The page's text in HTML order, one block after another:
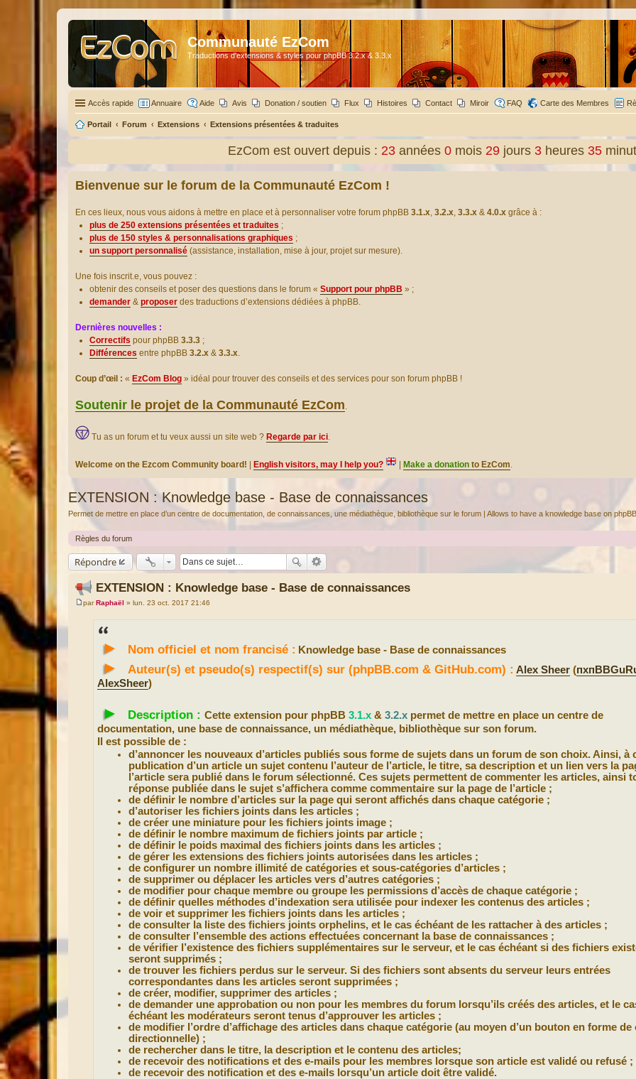
Communauté EzCom
Traductions d'extensions & styles pour phpBB 3.2.x & 3.3.x
Accès rapide Annuaire Aide Avis Donation / soutien Flux Histoires Contact Miroir FAQ Carte des Membres
Portail Forum Extensions Extensions présentées & traduites
EzCom est ouvert depuis : 23 années 0 mois 29 jours 3 heures 35
Bienvenue sur le forum de la Communauté EzCom !
En ces lieux, nous vous aidons à mettre en place et à personnaliser votre forum phpBB 3.1.x, 3.2.x, 3.3.x & 4.0.x grâce à :
plus de 250 extensions présentées et traduites ;
plus de 150 styles & personnalisations graphiques ;
un support personnalisé (assistance, installation, mise à jour, projet sur mesure).
Une fois inscrit.e, vous pouvez :
obtenir des conseils et poser des questions dans le forum « Support pour phpBB » ;
demander & proposer des traductions d’extensions dédiées à phpBB.
Dernières nouvelles :
Correctifs pour phpBB 3.3.3 ;
Différences entre phpBB 3.2.x & 3.3.x.
Coup d’œil : « EzCom Blog » idéal pour trouver des conseils et des services pour son forum phpBB !
Soutenir le projet de la Communauté EzCom.
Tu as un forum et tu veux aussi un site web ? Regarde par ici.
Welcome on the Ezcom Community board! English visitors, may I help you? Make a donation to EzCom.
EXTENSION : Knowledge base - Base de connaissances
Permet de mettre en place d’un centre de documentation, de connaissances, une médiathèque, bibliothèque sur le forum | Allows to have a knowledge base on
Règles du forum
Répondre
EXTENSION : Knowledge base - Base de connaissances
M
parRaphaël » lun. 23 oct. 2017 21:46
► Nom officiel et nom francisé : Knowledge base - Base de connaissances
► Auteur(s) et pseudo(s) respectif(s) sur (phpBB.com & GitHub.com) : Alex Sheer (
AlexSheer)
► Description : Cette extension pour phpBB 3.1.x & 3.2.x permet de mettre en place un centre de
documentation, une base de connaissance, un médiathèque, bibliothèque sur son forum.
Il est possible de :
d’annoncer les nouveaux d’articles publiés sous forme de sujets dans un forum de son choix. Ainsi, à
publication d’un article un sujet contenu l’auteur de l’article, le titre, sa description et un lien vers la
l’article sera publié dans le forum sélectionné. Ces sujets permettent de commenter les articles, ainsi
réponse publiée dans le sujet s’affichera comme commentaire sur la page de l’article ;
de définir le nombre d’articles sur la page qui seront affichés dans chaque catégorie ;
d’autoriser les fichiers joints dans les articles ;
de créer une miniature pour les fichiers joints image ;
de définir le nombre maximum de fichiers joints par article ;
de définir le poids maximal des fichiers joints dans les articles ;
de gérer les extensions des fichiers joints autorisées dans les articles ;
de configurer un nombre illimité de catégories et sous-catégories d’articles ;
de supprimer ou déplacer les articles vers d’autres catégories ;
de modifier pour chaque membre ou groupe les permissions d’accès de chaque catégorie ;
de définir quelles méthodes d’indexation sera utilisée pour indexer les contenus des articles ;
de voir et supprimer les fichiers joints dans les articles ;
de consulter la liste des fichiers joints orphelins, et le cas échéant de les rattacher à des articles ;
de consulter l’ensemble des actions effectuées concernant la base de connaissances ;
de vérifier l’existence des fichiers supplémentaires sur le serveur, et le cas échéant si des fichiers
seront supprimés ;
de trouver les fichiers perdus sur le serveur. Si des fichiers sont absents du serveur leurs entrées
correspondantes dans les articles seront supprimées ;
de créer, modifier, supprimer des articles ;
de demander une approbation ou non pour les membres du forum lorsqu’ils créés des articles, et le
échéant les modérateurs seront tenus d’approuver les articles ;
de modifier l’ordre d’affichage des articles dans chaque catégorie (au moyen d’un bouton en forme de
directionnelle) ;
de rechercher dans le titre, la description et le contenu des articles;
de recevoir des notifications et des e-mails pour les membres lorsque son article est validé ou refusé ;
de recevoir des notification et des e-mails lorsqu’un article doit être validé.